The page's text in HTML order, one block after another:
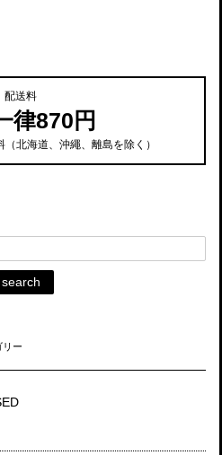
配送料
律870円
北海道、沖繩、離島を除く）
search
リー